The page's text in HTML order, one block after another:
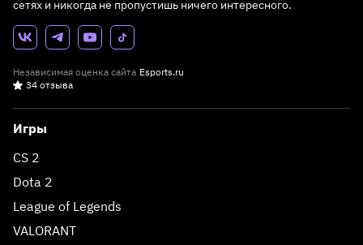
сетях и никогда не пропустишь ничего интересного.
Независимая оценка сайта Esports.ru
34 отзыва
Игры
CS 2
Dota 2
League of Legends
VALORANT